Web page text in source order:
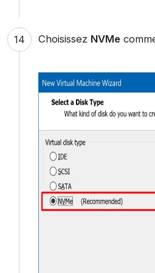
Choisissez NVMe